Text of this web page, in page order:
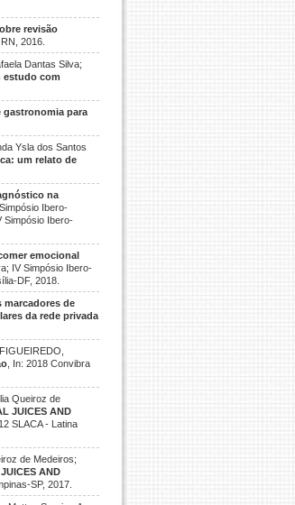
revisão
2016.
Dantas Silva;
estudo com
gastronomia para
Ysla dos Santos
um relato de
na
Ibero-
Simpósio Ibero-
emocional
IV Simpósio Ibero-
DF, 2018.
marcadores de
da rede privada
, In: 2018 Convibra
Queiroz de
JUICES AND
12 SLACA - Latina
de Medeiros;
AND
SP, 2017.